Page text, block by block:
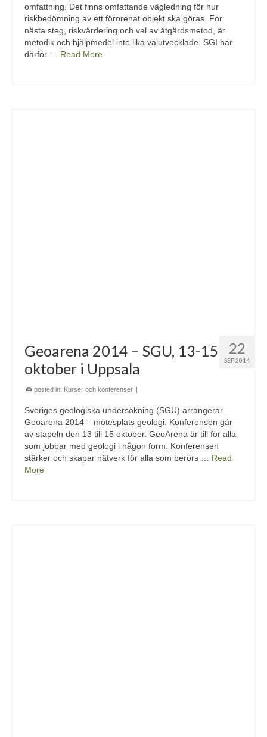
omfattning. Det finns omfattande vägledning för hur
riskbedömning av ett förorenat objekt ska göras. För
nästa steg, riskvärdering och val av åtgärdsmetod, är
metodik och hjälpmedel inte lika välutvecklade. SGI har
därför … Read More
22
SEP 2014
Geoarena 2014 – SGU, 13-15
oktober i Uppsala
posted in: Kurser och konferenser |
Sveriges geologiska undersökning (SGU) arrangerar
Geoarena 2014 – mötesplats geologi. Konferensen går
av stapeln den 13 till 15 oktober. GeoArena är till för alla
som jobbar med geologi i någon form. Konferensen
stärker och skapar nätverk för alla som berörs … Read
More